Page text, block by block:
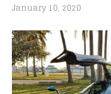
January 10, 2020